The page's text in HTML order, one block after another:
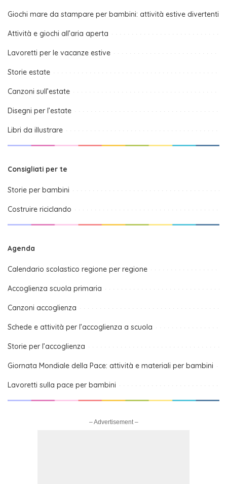
Giochi mare da stampare per bambini: attività estive divertenti
Attività e giochi all’aria aperta
Lavoretti per le vacanze estive
Storie estate
Canzoni sull’estate
Disegni per l’estate
Libri da illustrare
Consigliati per te
Storie per bambini
Costruire riciclando
Agenda
Calendario scolastico regione per regione
Accoglienza scuola primaria
Canzoni accoglienza
Schede e attività per l’accoglienza a scuola
Storie per l’accoglienza
Giornata Mondiale della Pace: attività e materiali per bambini
Lavoretti sulla pace per bambini
– Advertisement –